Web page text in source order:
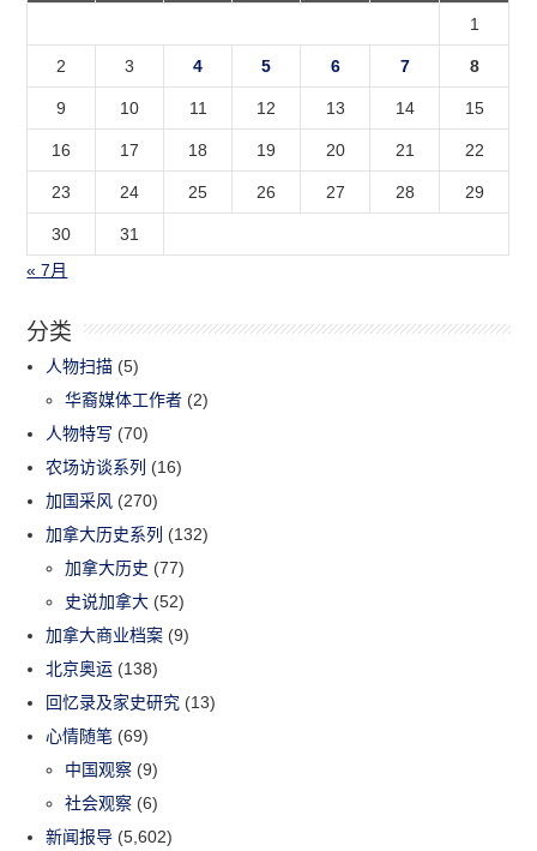
1
2 3 4 5 6 7 8
9 10 11 12 13 14 15
16 17 18 19 20 21 22
23 24 25 26 27 28 29
30
31
« 7月
分类
人物扫描 (5)
华裔媒体工作者 (2)
人物特写 (70)
农场访谈系列 (16)
加国采风 (270)
加拿大历史系列 (132)
加拿大历史 (77)
史说加拿大 (52)
加拿大商业档案 (9)
北京奥运 (138)
回忆录及家史研究 (13)
心情随笔 (69)
中国观察 (9)
社会观察 (6)
新闻报导 (5,602)